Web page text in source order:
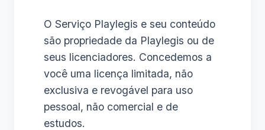
O Serviço Playlegis e seu conteúdo
são propriedade da Playlegis ou de
seus licenciadores. Concedemos a
você uma licença limitada, não
exclusiva e revogável para uso
pessoal, não comercial e de
estudos.